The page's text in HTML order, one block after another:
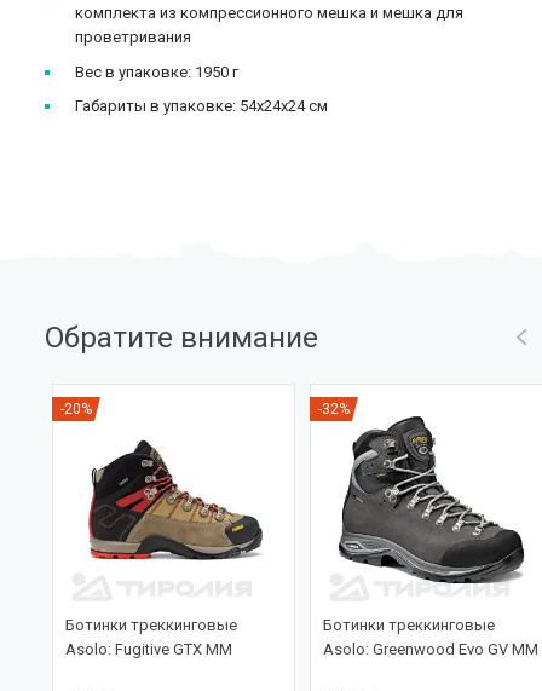
комплекта из компрессионного мешка и мешка для
проветривания
Вес в упаковке: 1950 г
Габариты в упаковке: 54х24х24 см
Обратите внимание
-20%
Ботинки треккинговые
Asolo: Fugitive GTX MM
-32%
Ботинки треккинговые
Asolo: Greenwood Evo GV MM